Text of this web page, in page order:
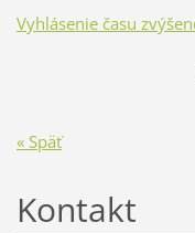
Vyhlásenie času
« Späť
Kontakt